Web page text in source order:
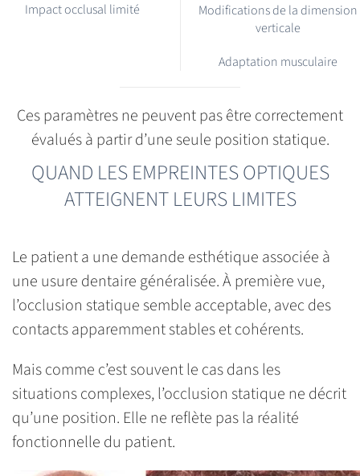
Impact occlusal limité
Modifications de la dimension
verticale
Adaptation musculaire
Ces paramètres ne peuvent pas être correctement
évalués à partir d’une seule position statique.
QUAND LES EMPREINTES OPTIQUES
ATTEIGNENT LEURS LIMITES
Le patient a une demande esthétique associée à
une usure dentaire généralisée. À première vue,
l’occlusion statique semble acceptable, avec des
contacts apparemment stables et cohérents.
Mais comme c’est souvent le cas dans les
situations complexes, l’occlusion statique ne décrit
qu’une position. Elle ne reflète pas la réalité
fonctionnelle du patient.